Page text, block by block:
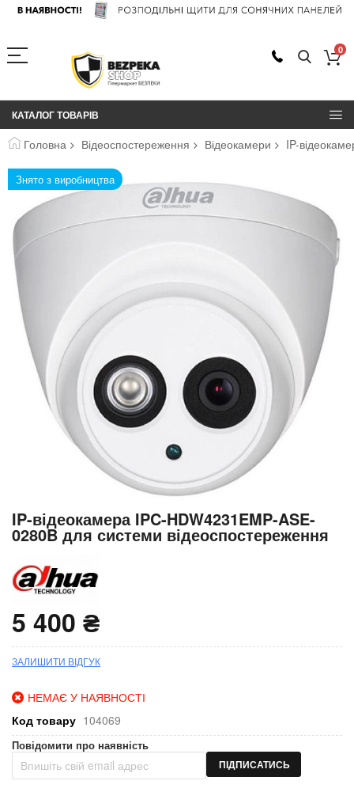
0
КАТАЛОГ ТОВАРІВ
Головна Відеоспостереження Відеокамери IP-
Перейти
до
галереї
зображень
Знято з виробництва
Перейти
до
початку
зображень
IP-відеокамера IPC-HDW4231EMP-ASE-
0280B для системи відеоспостереження
5 400 ₴
ЗАЛИШИТИ ВІДГУК
НЕМАЄ У НАЯВНОСТІ
Код товару 104069
Повідомити про наявність
ПІДПИСАТИСЬ